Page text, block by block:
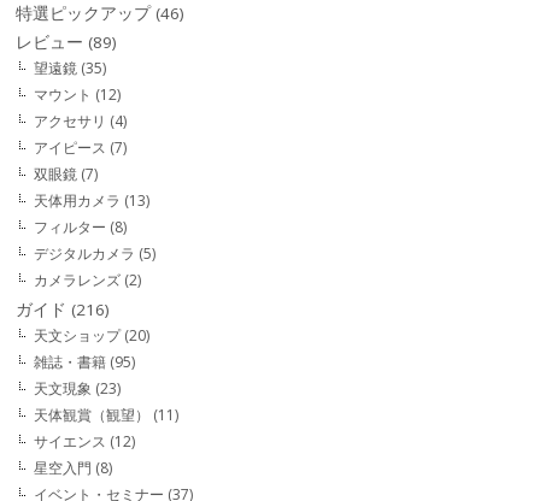
特選ピックアップ(46)
レビュー (89)
望遠鏡 (35)
マウント (12)
アクセサリ (4)
アイピース (7)
双眼鏡 (7)
天体用カメラ (13)
フィルター (8)
デジタルカメラ (5)
カメラレンズ (2)
ガイド (216)
天文ショップ(20)
雑誌・書籍 (95)
天文現象 (23)
天体観賞（観望）
(11)
サイエンス (12)
星空入門 (8)
イベント・セミナー (37)